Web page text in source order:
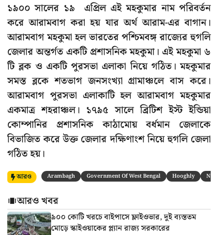
১৯০০ সালের ১৯ এপ্রিল এই মহকুমার নাম পরিবর্তন
করে আরামবাগ করা হয় যার অর্থ আরাম-এর বাগান।
আরামবাগ মহকুমা হল ভারতের পশ্চিমবঙ্গ রাজ্যের হুগলি
জেলার অন্তর্গত একটি প্রশাসনিক মহকুমা। এই মহকুমা ৬
টি ব্লক ও একটি পুরসভা এলাকা নিয়ে গঠিত। মহকুমার
সমস্ত ব্লকে শতভাগ জনসংখ্যা গ্রামাঞ্চলে বাস করে।
আরামবাগ পুরসভা এলাকাটি হল আরামবাগ মহকুমার
একমাত্র শহরাঞ্চল। ১৭৯৫ সালে ব্রিটিশ ইস্ট ইন্ডিয়া
কোম্পানির প্রশাসনিক কাঠামোয় বর্ধমান জেলাকে
বিভাজিত করে উক্ত জেলার দক্ষিণাংশ নিয়ে হুগলি জেলা
গঠিত হয়।
আরও Arambagh Government Of West Bengal Hooghly
আরও খবর
৯০০ কোটি খরচে বাইপাসে ফ্লাইওভার, দুই ব্যস্ততম
মোড়ে স্কাইওয়াকের প্ল্যান রাজ্য সরকারের